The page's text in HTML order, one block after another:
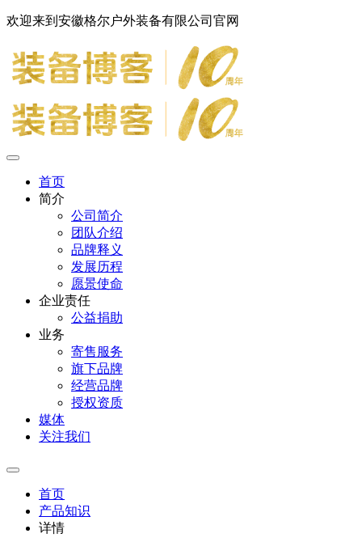
欢迎来到安徽格尔户外装备有限公司官网
首页
简介
公司简介
团队介绍
品牌释义
发展历程
愿景使命
企业责任
公益捐助
业务
寄售服务
旗下品牌
经营品牌
授权资质
媒体
关注我们
首页
产品知识
详情